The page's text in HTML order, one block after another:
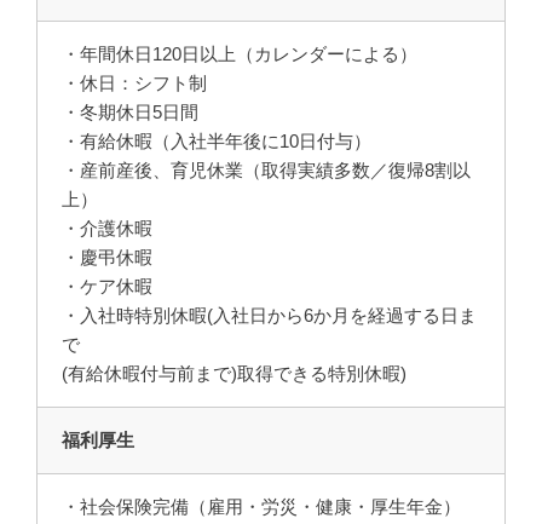
・年間休日120日以上（カレンダーによる）
・休日：シフト制
・冬期休日5日間
・有給休暇（入社半年後に10日付与）
・産前産後、育児休業（取得実績多数／復帰8割以
上）
・介護休暇
・慶弔休暇
・ケア休暇
・入社時特別休暇(入社日から6か月を経過する日ま
で
(有給休暇付与前まで)取得できる特別休暇)
福利厚生
・社会保険完備（雇用・労災・健康・厚生年金）